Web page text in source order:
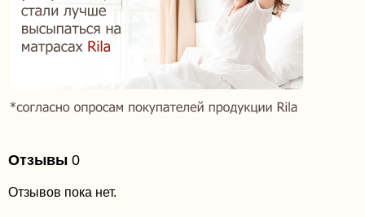
Отзывы 0
Отзывов пока нет.